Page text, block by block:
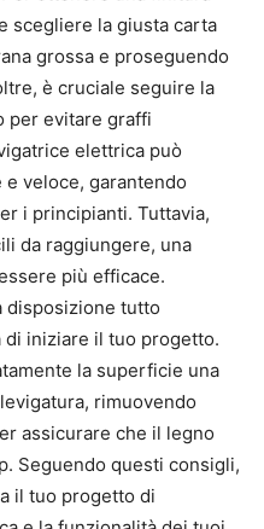
scegliere la giusta carta
grossa e proseguendo
è cruciale seguire la
per evitare graffi
elettrica può
veloce, garantendo
i principianti. Tuttavia,
da raggiungere, una
più efficace.
disposizione tutto
di iniziare il tuo progetto.
la superficie una
rimuovendo
assicurare che il legno
Seguendo questi consigli,
il tuo progetto di